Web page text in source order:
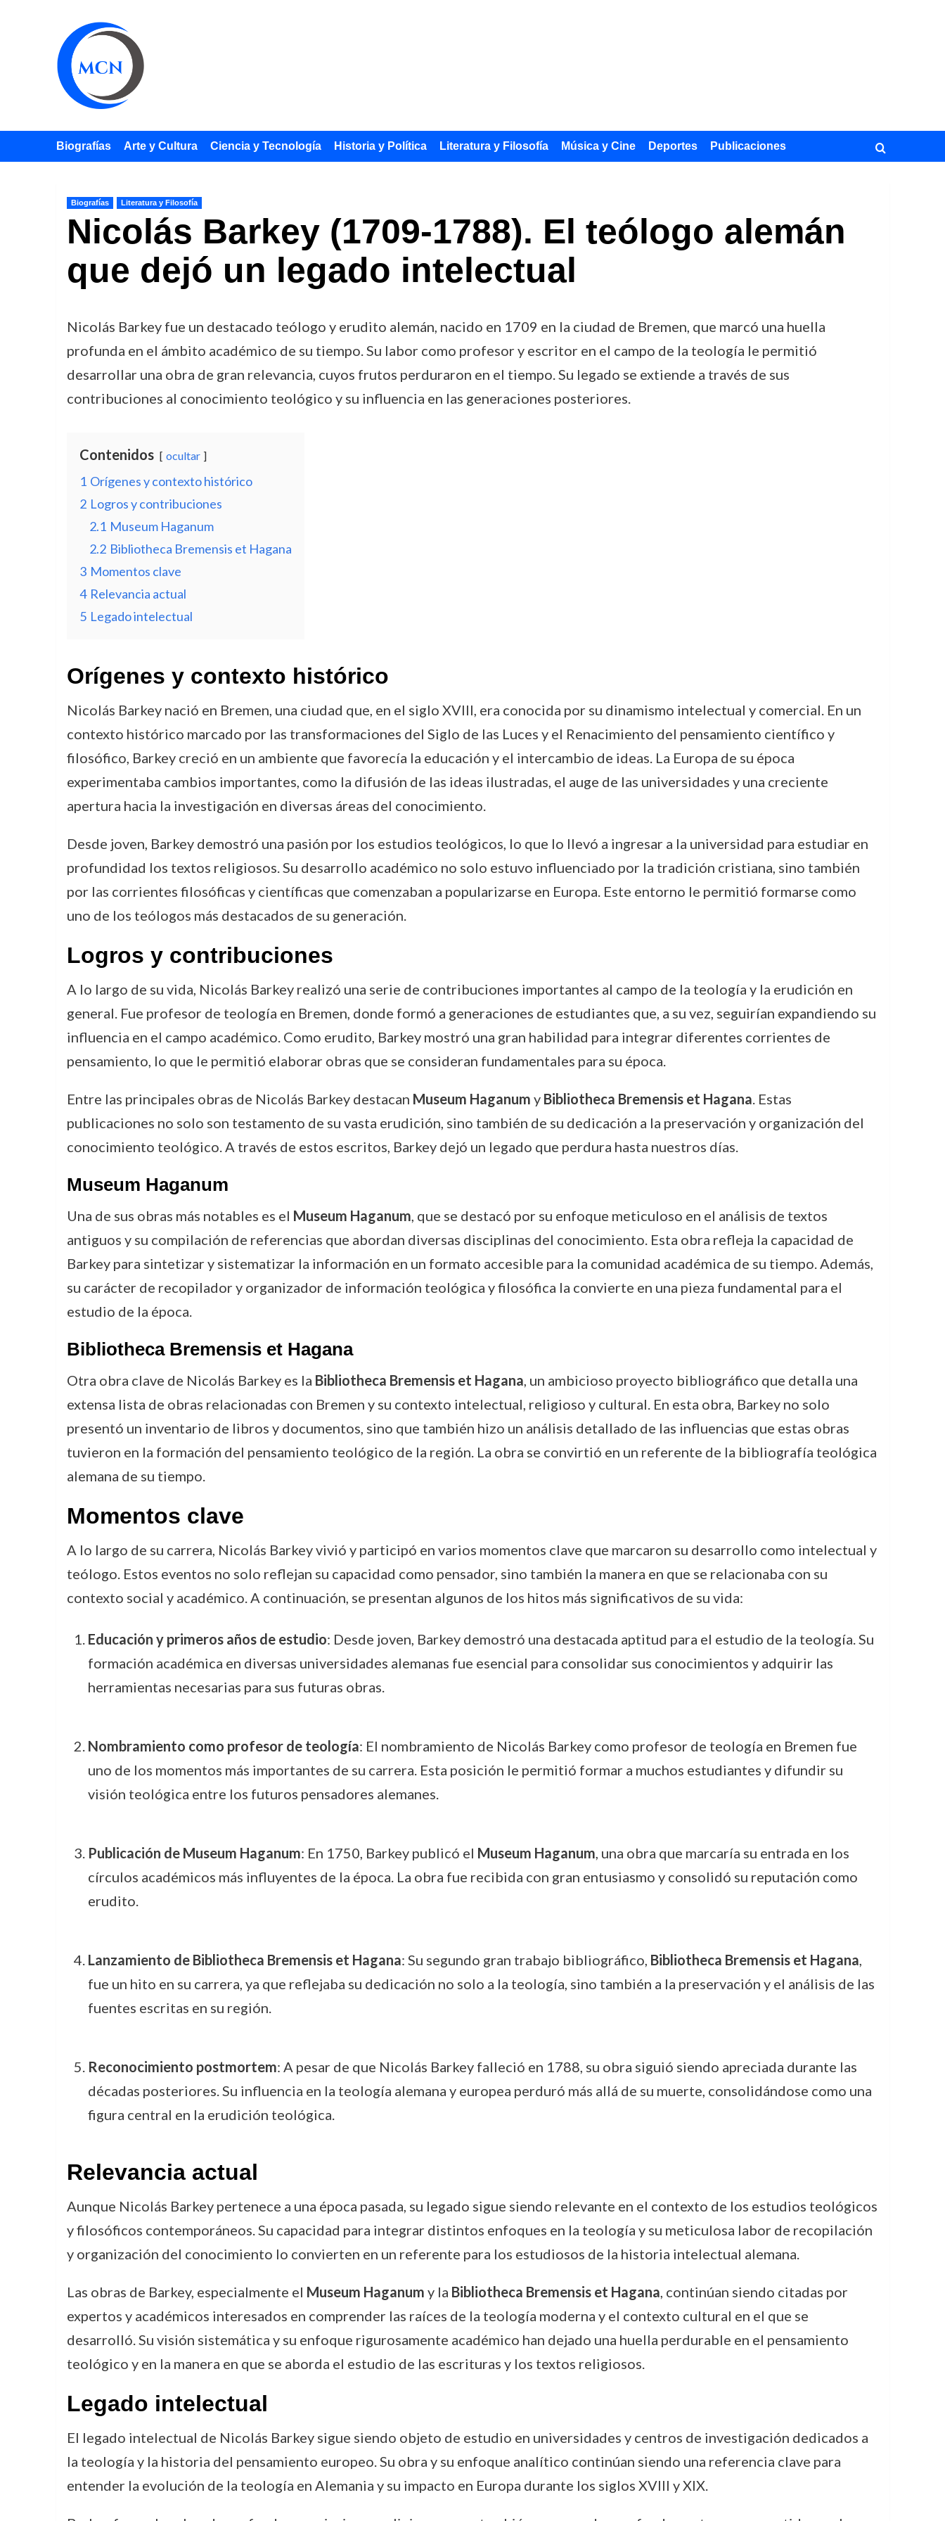
Biografías Arte y Cultura Ciencia y Tecnología Historia y Política Literatura y Filosofía Música y Cine Deportes Publicaciones
Biografías Literatura y Filosofía
Nicolás Barkey (1709-1788). El teólogo alemán
que dejó un legado intelectual
Nicolás Barkey fue un destacado teólogo y erudito alemán, nacido en 1709 en la ciudad de Bremen, que marcó una huella
profunda en el ámbito académico de su tiempo. Su labor como profesor y escritor en el campo de la teología le permitió
desarrollar una obra de gran relevancia, cuyos frutos perduraron en el tiempo. Su legado se extiende a través de sus
contribuciones al conocimiento teológico y su influencia en las generaciones posteriores.
Contenidos ocultar
1 Orígenes y contexto histórico
2 Logros y contribuciones
2.1 Museum Haganum
2.2 Bibliotheca Bremensis et Hagana
3 Momentos clave
4 Relevancia actual
5 Legado intelectual
Orígenes y contexto histórico
Nicolás Barkey nació en Bremen, una ciudad que, en el siglo XVIII, era conocida por su dinamismo intelectual y comercial. En un
contexto histórico marcado por las transformaciones del Siglo de las Luces y el Renacimiento del pensamiento científico y
filosófico, Barkey creció en un ambiente que favorecía la educación y el intercambio de ideas. La Europa de su época
experimentaba cambios importantes, como la difusión de las ideas ilustradas, el auge de las universidades y una creciente
apertura hacia la investigación en diversas áreas del conocimiento.
Desde joven, Barkey demostró una pasión por los estudios teológicos, lo que lo llevó a ingresar a la universidad para estudiar en
profundidad los textos religiosos. Su desarrollo académico no solo estuvo influenciado por la tradición cristiana, sino también
por las corrientes filosóficas y científicas que comenzaban a popularizarse en Europa. Este entorno le permitió formarse como
uno de los teólogos más destacados de su generación.
Logros y contribuciones
A lo largo de su vida, Nicolás Barkey realizó una serie de contribuciones importantes al campo de la teología y la erudición en
general. Fue profesor de teología en Bremen, donde formó a generaciones de estudiantes que, a su vez, seguirían expandiendo su
influencia en el campo académico. Como erudito, Barkey mostró una gran habilidad para integrar diferentes corrientes de
pensamiento, lo que le permitió elaborar obras que se consideran fundamentales para su época.
Entre las principales obras de Nicolás Barkey destacan Museum Haganum y Bibliotheca Bremensis et Hagana. Estas
publicaciones no solo son testamento de su vasta erudición, sino también de su dedicación a la preservación y organización del
conocimiento teológico. A través de estos escritos, Barkey dejó un legado que perdura hasta nuestros días.
Museum Haganum
Una de sus obras más notables es el Museum Haganum, que se destacó por su enfoque meticuloso en el análisis de textos
antiguos y su compilación de referencias que abordan diversas disciplinas del conocimiento. Esta obra refleja la capacidad de
Barkey para sintetizar y sistematizar la información en un formato accesible para la comunidad académica de su tiempo. Además,
su carácter de recopilador y organizador de información teológica y filosófica la convierte en una pieza fundamental para el
estudio de la época.
Bibliotheca Bremensis et Hagana
Otra obra clave de Nicolás Barkey es la Bibliotheca Bremensis et Hagana, un ambicioso proyecto bibliográfico que detalla una
extensa lista de obras relacionadas con Bremen y su contexto intelectual, religioso y cultural. En esta obra, Barkey no solo
presentó un inventario de libros y documentos, sino que también hizo un análisis detallado de las influencias que estas obras
tuvieron en la formación del pensamiento teológico de la región. La obra se convirtió en un referente de la bibliografía teológica
alemana de su tiempo.
Momentos clave
A lo largo de su carrera, Nicolás Barkey vivió y participó en varios momentos clave que marcaron su desarrollo como intelectual y
teólogo. Estos eventos no solo reflejan su capacidad como pensador, sino también la manera en que se relacionaba con su
contexto social y académico. A continuación, se presentan algunos de los hitos más significativos de su vida:
Educación y primeros años de estudio: Desde joven, Barkey demostró una destacada aptitud para el estudio de la teología. Su
formación académica en diversas universidades alemanas fue esencial para consolidar sus conocimientos y adquirir las
herramientas necesarias para sus futuras obras.
Nombramiento como profesor de teología: El nombramiento de Nicolás Barkey como profesor de teología en Bremen fue
uno de los momentos más importantes de su carrera. Esta posición le permitió formar a muchos estudiantes y difundir su
visión teológica entre los futuros pensadores alemanes.
Publicación de Museum Haganum: En 1750, Barkey publicó el Museum Haganum, una obra que marcaría su entrada en los
círculos académicos más influyentes de la época. La obra fue recibida con gran entusiasmo y consolidó su reputación como
erudito.
Lanzamiento de Bibliotheca Bremensis et Hagana: Su segundo gran trabajo bibliográfico, Bibliotheca Bremensis et Hagana,
fue un hito en su carrera, ya que reflejaba su dedicación no solo a la teología, sino también a la preservación y el análisis de las
fuentes escritas en su región.
Reconocimiento postmortem: A pesar de que Nicolás Barkey falleció en 1788, su obra siguió siendo apreciada durante las
décadas posteriores. Su influencia en la teología alemana y europea perduró más allá de su muerte, consolidándose como una
figura central en la erudición teológica.
Relevancia actual
Aunque Nicolás Barkey pertenece a una época pasada, su legado sigue siendo relevante en el contexto de los estudios teológicos
y filosóficos contemporáneos. Su capacidad para integrar distintos enfoques en la teología y su meticulosa labor de recopilación
y organización del conocimiento lo convierten en un referente para los estudiosos de la historia intelectual alemana.
Las obras de Barkey, especialmente el Museum Haganum y la Bibliotheca Bremensis et Hagana, continúan siendo citadas por
expertos y académicos interesados en comprender las raíces de la teología moderna y el contexto cultural en el que se
desarrolló. Su visión sistemática y su enfoque rigurosamente académico han dejado una huella perdurable en el pensamiento
teológico y en la manera en que se aborda el estudio de las escrituras y los textos religiosos.
Legado intelectual
El legado intelectual de Nicolás Barkey sigue siendo objeto de estudio en universidades y centros de investigación dedicados a
la teología y la historia del pensamiento europeo. Su obra y su enfoque analítico continúan siendo una referencia clave para
entender la evolución de la teología en Alemania y su impacto en Europa durante los siglos XVIII y XIX.